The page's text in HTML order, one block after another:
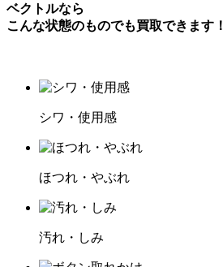
ベクトルなら
こんな状態のものでも買取できます！
シワ・使用感
ほつれ・やぶれ
汚れ・しみ